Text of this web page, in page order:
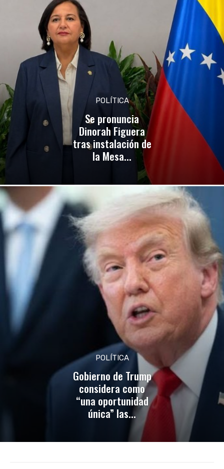
POLÍTICA
Se pronuncia
Dinorah Figuera
tras instalación de
la Mesa...
POLÍTICA
Gobierno de Trump
considera como
“una oportunidad
única” las...